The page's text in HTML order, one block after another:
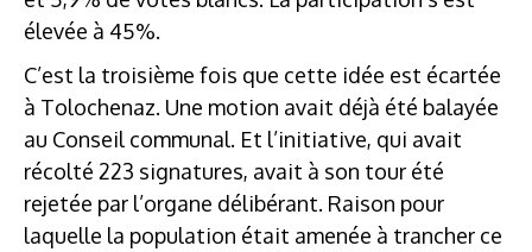
élevée à 45%.
C’est la troisième fois que cette idée est écartée
à Tolochenaz. Une motion avait déjà été balayée
au Conseil communal. Et l’initiative, qui avait
récolté 223 signatures, avait à son tour été
rejetée par l’organe délibérant. Raison pour
laquelle la population était amenée à trancher ce